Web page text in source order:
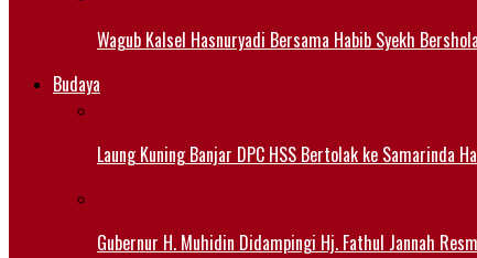
Wagub Kalsel Hasnuryadi Bersama Habib Syekh
Budaya
Laung Kuning Banjar DPC HSS Bertolak ke Samarinda
Gubernur H. Muhidin Didampingi Hj. Fathul Jannah